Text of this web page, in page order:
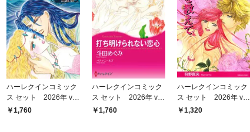
ハーレクインコミック
ス セット 2026年 vo
l.909
1,760
ハーレクインコミック
ス セット 2026年 vo
l.904
1,760
ハーレクインコミック
ス セット 2026年 vo
l.845
1,320